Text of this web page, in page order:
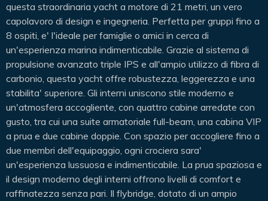
questa straordinaria yacht a motore di 21 metri, un vero
capolavoro di design e ingegneria. Perfetta per gruppi fino a
8 ospiti, e' l'ideale per famiglie o amici in cerca di
un'esperienza marina indimenticabile. Grazie al sistema di
propulsione avanzato triple IPS e all'ampio utilizzo di fibra di
carbonio, questa yacht offre robustezza, leggerezza e una
stabilita' superiore. Gli interni uniscono stile moderno e
un'atmosfera accogliente, con quattro cabine arredate con
gusto, tra cui una suite armatoriale full-beam, una cabina VIP
a prua e due cabine doppie. Con spazio per accogliere fino a
due membri dell'equipaggio, ogni crociera sara'
un'esperienza lussuosa e indimenticabile. La prua spaziosa e
il design moderno degli interni offrono livelli di comfort e
raffinatezza senza pari. Il flybridge, dotato di un ampio